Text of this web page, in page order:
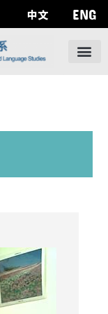
中文 ENG